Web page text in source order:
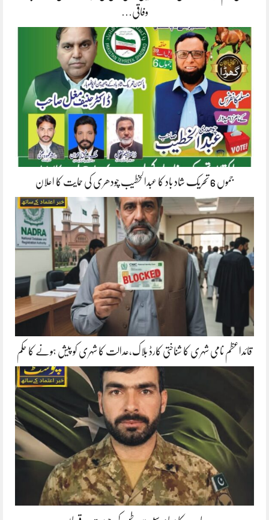
وفاقی…
جموں 6 تحریک شاد باد کا عبدالخطیب چودھری کی حمایت کا اعلان
قائداعظم نامی شہری کا شناختی کارڈ بلاک،عدالت کا شہری کو پیش ہونے کا حکم